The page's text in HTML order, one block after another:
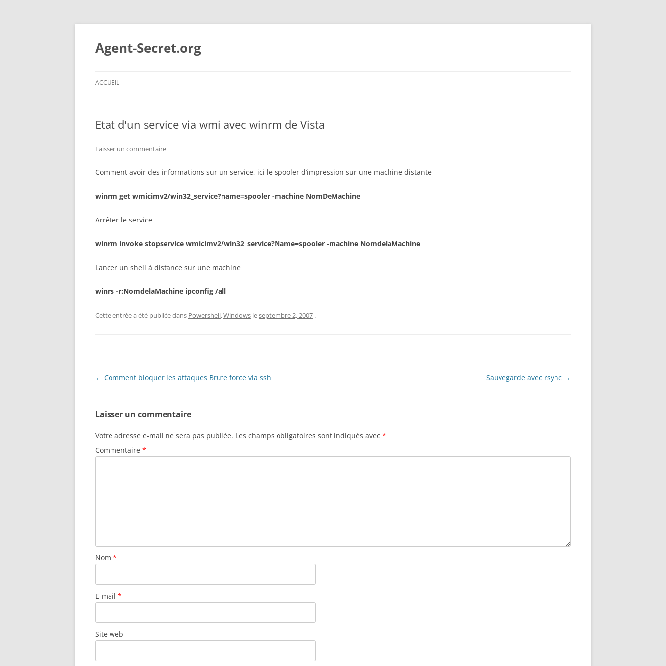
Aller
Agent-Secret.org
ACCUEIL
Etat d'un service via wmi avec winrm de Vista
Laisser un commentaire
Comment avoir des informations sur un service, ici le spooler d’impression sur une machine distante
winrm get wmicimv2/win32_service?name=spooler -machine NomDeMachine
Arrêter le service
winrm invoke stopservice wmicimv2/win32_service?Name=spooler -machine NomdelaMachine
Lancer un shell à distance sur une machine
winrs -r:NomdelaMachine ipconfig /all
Cette entrée a été publiée dans Powershell,Windows leseptembre 2, 2007 .
Navigation
← Comment bloquer les attaques Brute force via ssh Sauvegarde avec rsync →
Laisser un commentaire
Votre adresse e-mail ne sera pas publiée. Les champs obligatoires sont indiqués avec *
Commentaire *
Nom *
E-mail *
Site web